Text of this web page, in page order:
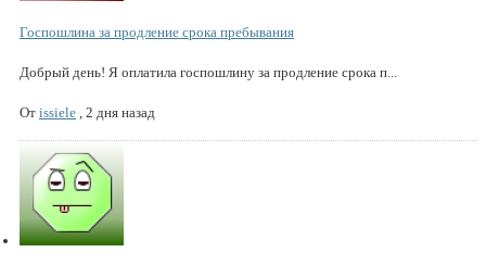
Госпошлина за продление срока пребывания
Добрый день! Я оплатила госпошлину за продление срока п...
От issiele , 2 дня назад